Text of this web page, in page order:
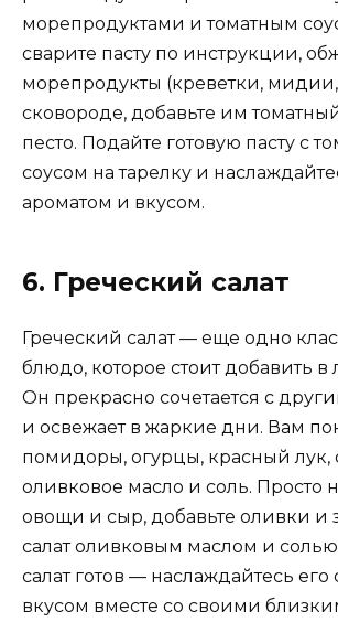
морепродуктами и томатным
сварите пасту по инструкции,
морепродукты (креветки,
сковороде, добавьте им
песто. Подайте готовую пасту с
соусом на тарелку и
ароматом и вкусом.
6. Греческий салат
Греческий салат — еще одно
блюдо, которое стоит добавить в
Он прекрасно сочетается с
и освежает в жаркие дни. Вам
помидоры, огурцы, красный лук,
оливковое масло и соль. Просто
овощи и сыр, добавьте оливки и
салат оливковым маслом и
салат готов — наслаждайтесь
вкусом вместе со своими